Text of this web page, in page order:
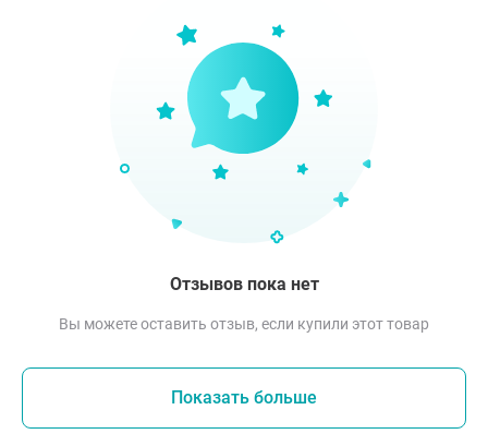
Отзывов пока нет
Вы можете оставить отзыв, если купили этот товар
Показать больше